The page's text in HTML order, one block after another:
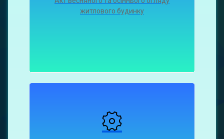
житлового будинку